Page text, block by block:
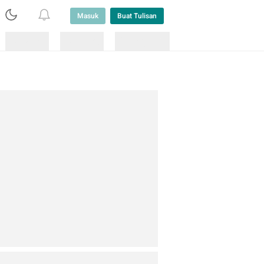
Masuk Buat Tulisan